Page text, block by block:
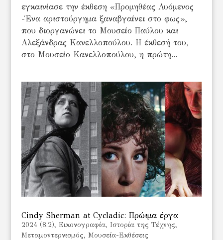
εγκαινίασε την έκθεση «Προμηθέας Λυόμενος
-Ένα αριστούργημα ξαναβγαίνει στο φως»,
που διοργανώνει το Μουσείο Παύλου και
Αλεξάνδρας Κανελλοπούλου. Η έκθεσή του,
στο Μουσείο Κανελλοπούλου, η πρώτη...
Cindy Sherman at Cycladic: Πρώιμα έργα
2024 (8.2), Εικονογραφία, Ιστορία της Τέχνης,
Μεταμοντερνισμός, Μουσεία-Εκθέσεις